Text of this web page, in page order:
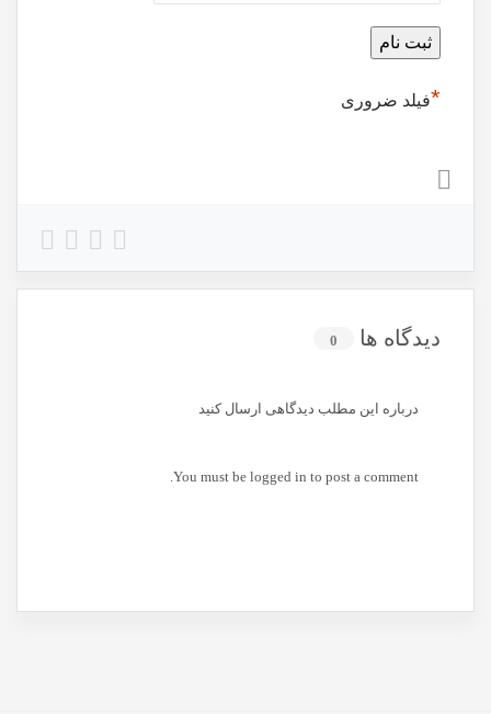
*فیلد ضروری
دیدگاه ها 0
درباره این مطلب دیدگاهی ارسال کنید
You must be logged in to post a comment.